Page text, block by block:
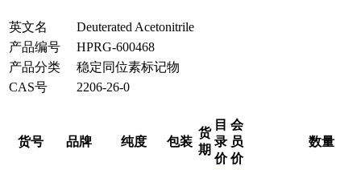
英文名
Deuterated Acetonitrile
产品编号
HPRG-600468
产品分类
稳定同位素标记物
CAS号
2206-26-0
货号 品牌 纯度 包装
货
期
目
录
价
会
员
价
数量